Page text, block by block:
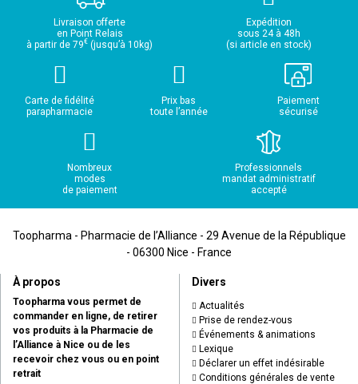
Livraison offerte
en Point Relais
à partir de 79€ (jusqu’à 10kg)
Expédition
sous 24 à 48h
(si article en stock)
Carte de fidélité
parapharmacie
Prix bas
toute l’année
Paiement
sécurisé
Nombreux
modes
de paiement
Professionnels
mandat administratif
accepté
Toopharma - Pharmacie de l’Alliance - 29 Avenue de la République
- 06300 Nice - France
À propos
Toopharma vous permet de
commander en ligne, de retirer
vos produits à la Pharmacie de
l’Alliance à Nice ou de les
recevoir chez vous ou en point
retrait
Divers
Actualités
Prise de rendez-vous
Événements & animations
Lexique
Déclarer un effet indésirable
Conditions générales de vente